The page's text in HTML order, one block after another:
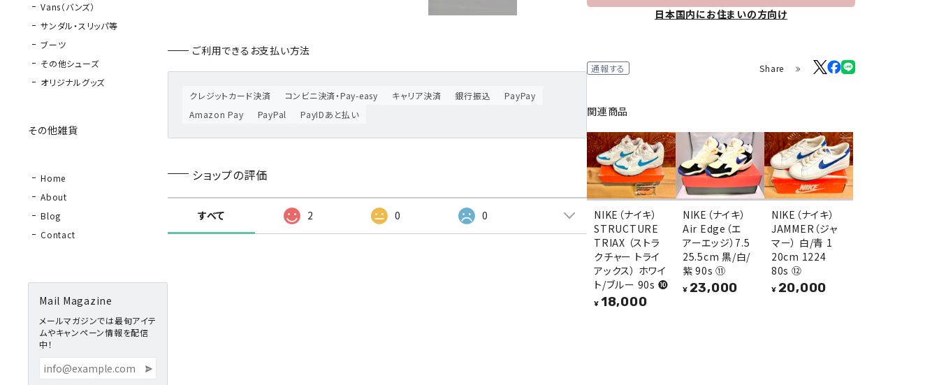
Vans（バンズ）
サンダル・スリッパ等
ブーツ
その他シューズ
オリジナルグッズ
その他雑貨
Home
About
Blog
Contact
Mail Magazine
メールマガジンでは最旬アイテ
ムやキャンペーン情報を配信
中！
ご利用できるお支払い方法
クレジットカード決済 コンビニ決済・Pay-easy キャリア決済 銀行振込
PayPay
Amazon Pay
PayPal PayIDあと払い
ショップの評価
すべて 2 0 0
日本国内にお住まいの方向け
通報する Share
関連商品
NIKE（ナイキ）
STRUCTURE
TRIAX （ストラ
クチャー トライ
アックス） ホワイ
ト/ブルー 90s ❿
¥ 18,000
NIKE（ナイキ）
Air Edge（エ
アーエッジ）7.5
25.5cm 黒/白/
紫 90s ⑪
¥ 23,000
NIKE（ナイキ）
JAMMER（ジャ
マー） 白/青 1
20cm 1224
80s ⑫
¥ 20,000